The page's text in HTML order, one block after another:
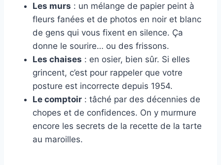
Les murs : un mélange de papier peint à
fleurs fanées et de photos en noir et blanc
de gens qui vous fixent en silence. Ça
donne le sourire… ou des frissons.
Les chaises : en osier, bien sûr. Si elles
grincent, c’est pour rappeler que votre
posture est incorrecte depuis 1954.
Le comptoir : tâché par des décennies de
chopes et de confidences. On y murmure
encore les secrets de la recette de la tarte
au maroilles.